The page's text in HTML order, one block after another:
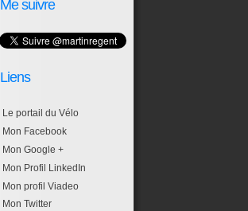
Me suivre
Liens
Le portail du Vélo
Mon Facebook
Mon Google +
Mon Profil LinkedIn
Mon profil Viadeo
Mon Twitter